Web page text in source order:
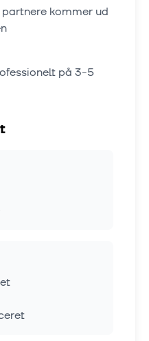
kommer ud
på 3-5